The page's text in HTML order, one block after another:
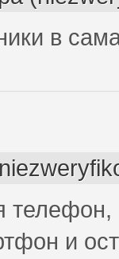
в
и